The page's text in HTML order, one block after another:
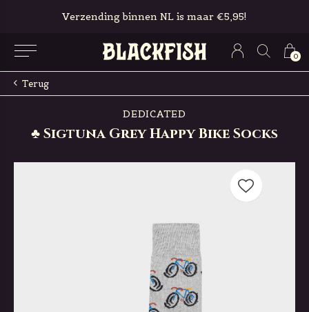
0
Verzending binnen NL is maar €5,95!
Terug
DEDICATED
♣ Sigtuna Grey Happy Bike Socks